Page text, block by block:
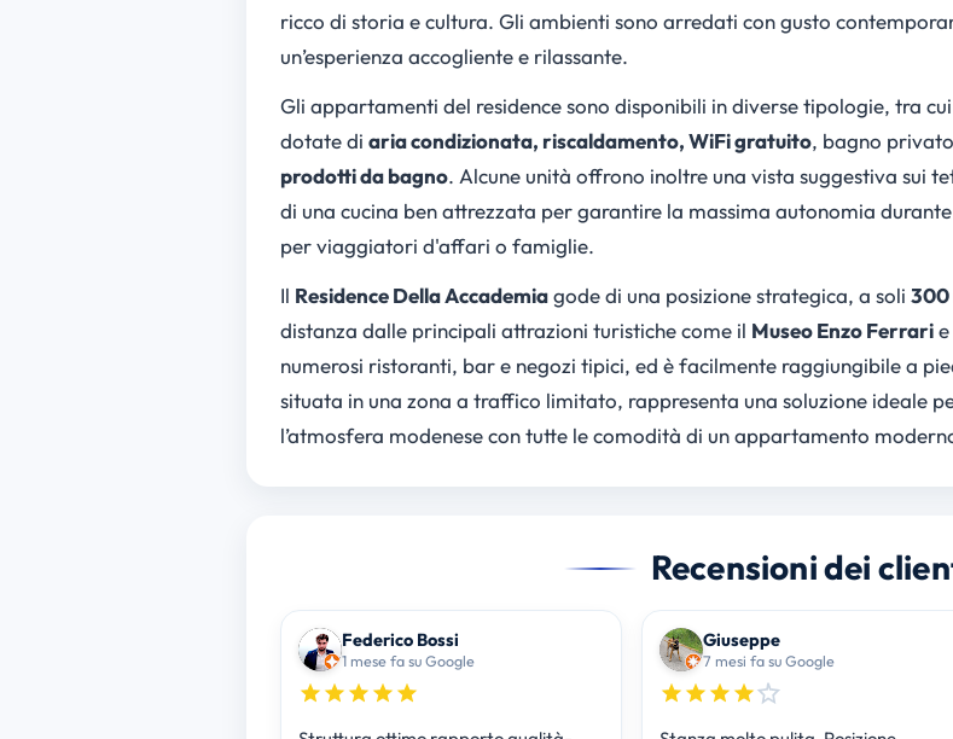
ricco di storia e cultura. Gli ambienti sono arredati con gusto
un’esperienza accogliente e rilassante.
Gli appartamenti del residence sono disponibili in diverse tipologie, tra cui
dotate di aria condizionata, riscaldamento, WiFi gratuito, bagno
prodotti da bagno. Alcune unità offrono inoltre una vista suggestiva sui
di una cucina ben attrezzata per garantire la massima autonomia
per viaggiatori d'affari o famiglie.
Il Residence Della Accademiagode di una posizione strategica, a soli 300
distanza dalle principali attrazioni turistiche come il Museo Enzo Ferrarie
numerosi ristoranti, bar e negozi tipici, ed è facilmente raggiungibile a
situata in una zona a traffico limitato, rappresenta una soluzione ideale
l’atmosfera modenese con tutte le comodità di un appartamento
Recensioni dei
Federico Bossi
1 mese fa su Google
Giuseppe
7 mesi fa su Google